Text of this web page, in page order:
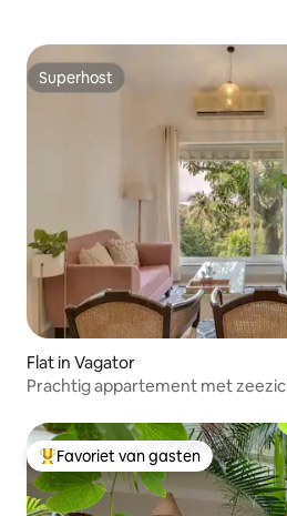
Superhost
Superhost
Flat in Vagator
Prachtig appartement met
Topfavoriet van gasten
Favoriet van gasten